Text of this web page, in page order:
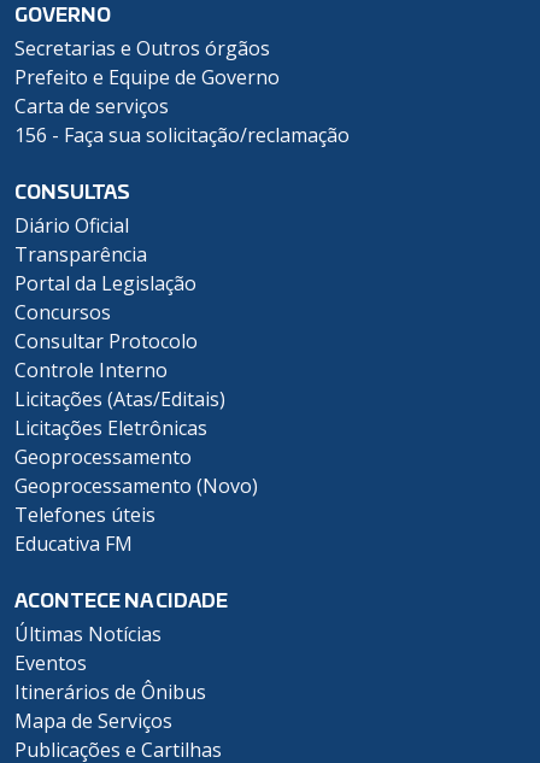
GOVERNO
Secretarias e Outros órgãos
Prefeito e Equipe de Governo
Carta de serviços
156 - Faça sua solicitação/reclamação
CONSULTAS
Diário Oficial
Transparência
Portal da Legislação
Concursos
Consultar Protocolo
Controle Interno
Licitações (Atas/Editais)
Licitações Eletrônicas
Geoprocessamento
Geoprocessamento (Novo)
Telefones úteis
Educativa FM
ACONTECE NA CIDADE
Últimas Notícias
Eventos
Itinerários de Ônibus
Mapa de Serviços
Publicações e Cartilhas